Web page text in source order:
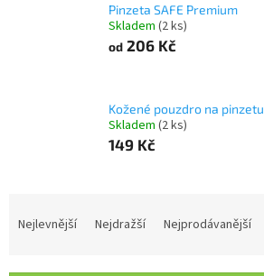
Pinzeta SAFE Premium
Skladem (2 ks)
od 206 Kč
Kožené pouzdro na pinzetu
Skladem (2 ks)
149 Kč
Nejlevnější Nejdražší Nejprodávanější